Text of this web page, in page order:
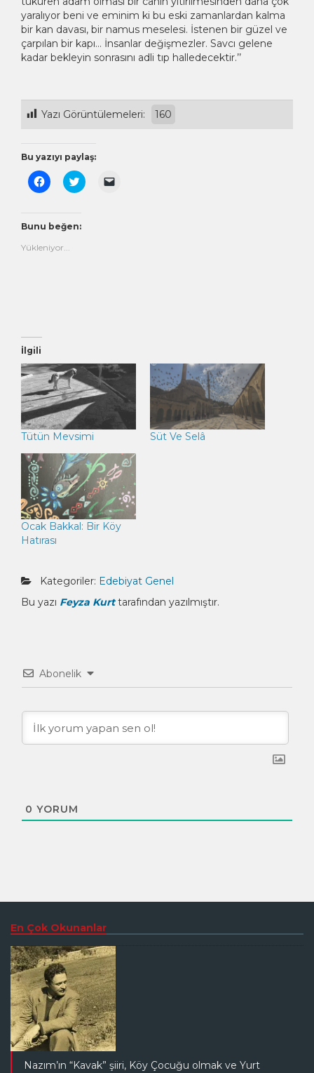
yaralıyor beni ve eminim ki bu eski zamanlardan kalma
bir kan davası, bir namus meselesi. İstenen bir güzel ve
çarpılan bir kapı… İnsanlar değişmezler. Savcı gelene
kadar bekleyin sonrasını adli tıp halledecektir.’’
Yazı Görüntülemeleri: 160
Bu yazıyı paylaş:
Facebook'ta
paylaşmak
pencerede
açılır)
Twitter
üzerinde
(Yeni
Bunu beğen:
Yükleniyor...
İlgili
Tütün Mevsimi Süt Ve Selâ
Ocak Bakkal: Bir Köy
Hatırası
Kategoriler: Edebiyat Genel
Bu yazı Feyza Kurttarafından yazılmıştır.
Abonelik
0 YORUM
En Çok Okunanlar
Nazım’ın “Kavak” şiiri, Köy Çocuğu olmak ve Yurt